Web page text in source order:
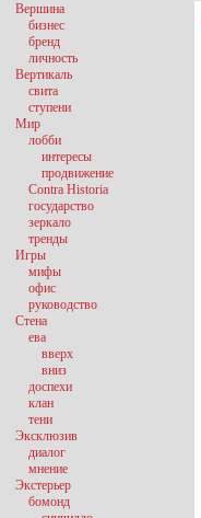
Вершина
бизнес
бренд
личность
Вертикаль
свита
ступени
Мир
лобби
интересы
продвижение
Contra Historia
государство
зеркало
тренды
Игры
мифы
офис
руководство
Стена
ева
вверх
вниз
доспехи
клан
тени
Эксклюзив
диалог
мнение
Экстерьер
бомонд